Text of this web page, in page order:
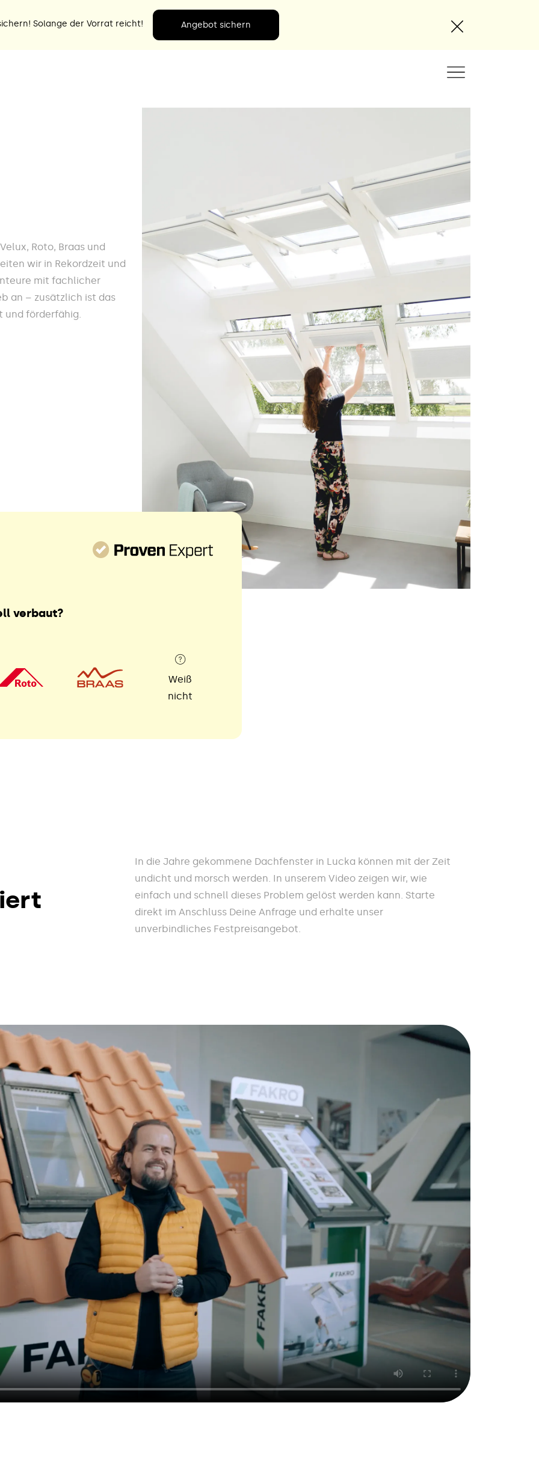
Solange der Vorrat reicht! Angebot sichern
Roto, Braas und
wir in Rekordzeit und
mit fachlicher
an – zusätzlich ist das
und förderfähig.
verbaut?
Weiß
nicht
In die Jahre gekommene Dachfenster in Lucka können mit der Zeit
undicht und morsch werden. In unserem Video zeigen wir, wie
einfach und schnell dieses Problem gelöst werden kann. Starte
direkt im Anschluss Deine Anfrage und erhalte unser
unverbindliches Festpreisangebot.